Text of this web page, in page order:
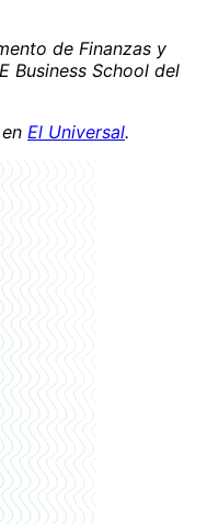
de Finanzas y
Business School del
El Universal.